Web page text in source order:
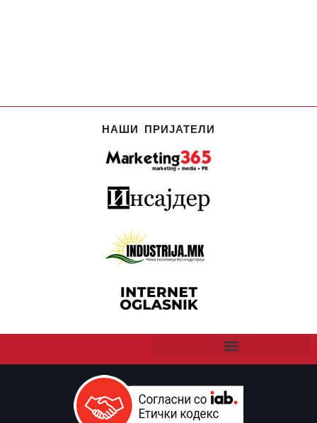
НАШИ ПРИЈАТЕЛИ